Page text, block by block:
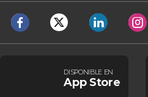
DISPONIBLE EN
App Store